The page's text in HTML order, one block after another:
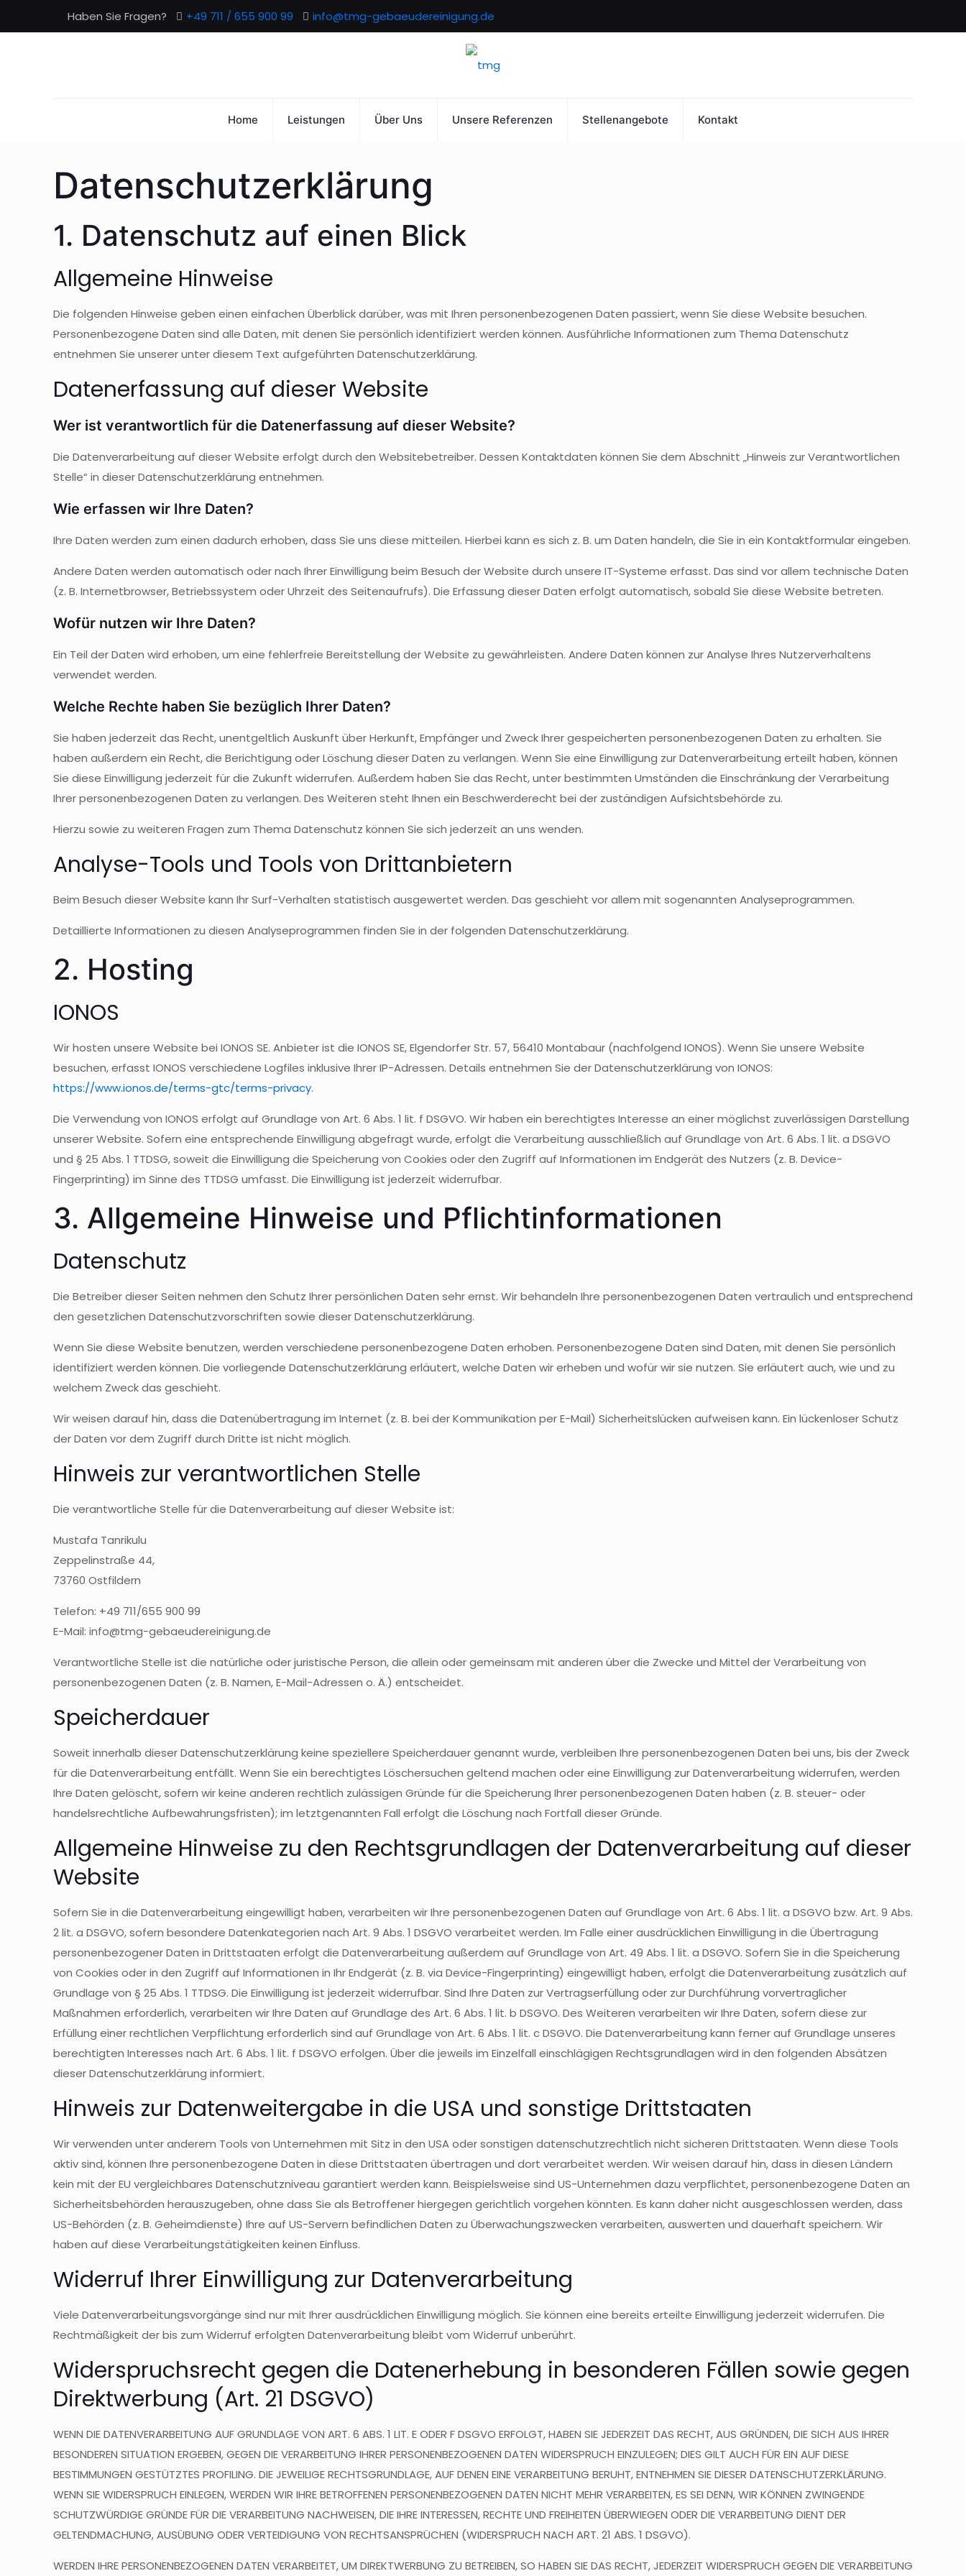
Haben Sie Fragen? +49 711 / 655 900 99 info@tmg-gebaeudereinigung.de
Home Leistungen Über Uns Unsere Referenzen Stellenangebote Kontakt
Datenschutz­erklärung
1. Datenschutz auf einen Blick
Allgemeine Hinweise
Die folgenden Hinweise geben einen einfachen Überblick darüber, was mit Ihren personenbezogenen Daten passiert, wenn Sie diese Website besuchen.
Personenbezogene Daten sind alle Daten, mit denen Sie persönlich identifiziert werden können. Ausführliche Informationen zum Thema Datenschutz
entnehmen Sie unserer unter diesem Text aufgeführten Datenschutzerklärung.
Datenerfassung auf dieser Website
Wer ist verantwortlich für die Datenerfassung auf dieser Website?
Die Datenverarbeitung auf dieser Website erfolgt durch den Websitebetreiber. Dessen Kontaktdaten können Sie dem Abschnitt „Hinweis zur Verantwortlichen
Stelle“ in dieser Datenschutzerklärung entnehmen.
Wie erfassen wir Ihre Daten?
Ihre Daten werden zum einen dadurch erhoben, dass Sie uns diese mitteilen. Hierbei kann es sich z. B. um Daten handeln, die Sie in ein Kontaktformular eingeben.
Andere Daten werden automatisch oder nach Ihrer Einwilligung beim Besuch der Website durch unsere IT-Systeme erfasst. Das sind vor allem technische Daten
(z. B. Internetbrowser, Betriebssystem oder Uhrzeit des Seitenaufrufs). Die Erfassung dieser Daten erfolgt automatisch, sobald Sie diese Website betreten.
Wofür nutzen wir Ihre Daten?
Ein Teil der Daten wird erhoben, um eine fehlerfreie Bereitstellung der Website zu gewährleisten. Andere Daten können zur Analyse Ihres Nutzerverhaltens
verwendet werden.
Welche Rechte haben Sie bezüglich Ihrer Daten?
Sie haben jederzeit das Recht, unentgeltlich Auskunft über Herkunft, Empfänger und Zweck Ihrer gespeicherten personenbezogenen Daten zu erhalten. Sie
haben außerdem ein Recht, die Berichtigung oder Löschung dieser Daten zu verlangen. Wenn Sie eine Einwilligung zur Datenverarbeitung erteilt haben, können
Sie diese Einwilligung jederzeit für die Zukunft widerrufen. Außerdem haben Sie das Recht, unter bestimmten Umständen die Einschränkung der Verarbeitung
Ihrer personenbezogenen Daten zu verlangen. Des Weiteren steht Ihnen ein Beschwerderecht bei der zuständigen Aufsichtsbehörde zu.
Hierzu sowie zu weiteren Fragen zum Thema Datenschutz können Sie sich jederzeit an uns wenden.
Analyse-Tools und Tools von Dritt­anbietern
Beim Besuch dieser Website kann Ihr Surf-Verhalten statistisch ausgewertet werden. Das geschieht vor allem mit sogenannten Analyseprogrammen.
Detaillierte Informationen zu diesen Analyseprogrammen finden Sie in der folgenden Datenschutzerklärung.
2. Hosting
IONOS
Wir hosten unsere Website bei IONOS SE. Anbieter ist die IONOS SE, Elgendorfer Str. 57, 56410 Montabaur (nachfolgend IONOS). Wenn Sie unsere Website
besuchen, erfasst IONOS verschiedene Logfiles inklusive Ihrer IP-Adressen. Details entnehmen Sie der Datenschutzerklärung von IONOS:
https://www.ionos.de/terms-gtc/terms-privacy.
Die Verwendung von IONOS erfolgt auf Grundlage von Art. 6 Abs. 1 lit. f DSGVO. Wir haben ein berechtigtes Interesse an einer möglichst zuverlässigen Darstellung
unserer Website. Sofern eine entsprechende Einwilligung abgefragt wurde, erfolgt die Verarbeitung ausschließlich auf Grundlage von Art. 6 Abs. 1 lit. a DSGVO
und § 25 Abs. 1 TTDSG, soweit die Einwilligung die Speicherung von Cookies oder den Zugriff auf Informationen im Endgerät des Nutzers (z. B. Device-
Fingerprinting) im Sinne des TTDSG umfasst. Die Einwilligung ist jederzeit widerrufbar.
3. Allgemeine Hinweise und Pflicht­informationen
Datenschutz
Die Betreiber dieser Seiten nehmen den Schutz Ihrer persönlichen Daten sehr ernst. Wir behandeln Ihre personenbezogenen Daten vertraulich und entsprechend
den gesetzlichen Datenschutzvorschriften sowie dieser Datenschutzerklärung.
Wenn Sie diese Website benutzen, werden verschiedene personenbezogene Daten erhoben. Personenbezogene Daten sind Daten, mit denen Sie persönlich
identifiziert werden können. Die vorliegende Datenschutzerklärung erläutert, welche Daten wir erheben und wofür wir sie nutzen. Sie erläutert auch, wie und zu
welchem Zweck das geschieht.
Wir weisen darauf hin, dass die Datenübertragung im Internet (z. B. bei der Kommunikation per E-Mail) Sicherheitslücken aufweisen kann. Ein lückenloser Schutz
der Daten vor dem Zugriff durch Dritte ist nicht möglich.
Hinweis zur verantwortlichen Stelle
Die verantwortliche Stelle für die Datenverarbeitung auf dieser Website ist:
Mustafa Tanrikulu
Zeppelinstraße 44,
73760 Ostfildern
Telefon: +49 711/655 900 99
E-Mail: info@tmg-gebaeudereinigung.de
Verantwortliche Stelle ist die natürliche oder juristische Person, die allein oder gemeinsam mit anderen über die Zwecke und Mittel der Verarbeitung von
personenbezogenen Daten (z. B. Namen, E-Mail-Adressen o. Ä.) entscheidet.
Speicherdauer
Soweit innerhalb dieser Datenschutzerklärung keine speziellere Speicherdauer genannt wurde, verbleiben Ihre personenbezogenen Daten bei uns, bis der Zweck
für die Datenverarbeitung entfällt. Wenn Sie ein berechtigtes Löschersuchen geltend machen oder eine Einwilligung zur Datenverarbeitung widerrufen, werden
Ihre Daten gelöscht, sofern wir keine anderen rechtlich zulässigen Gründe für die Speicherung Ihrer personenbezogenen Daten haben (z. B. steuer- oder
handelsrechtliche Aufbewahrungsfristen); im letztgenannten Fall erfolgt die Löschung nach Fortfall dieser Gründe.
Allgemeine Hinweise zu den Rechtsgrundlagen der Datenverarbeitung auf dieser
Website
Sofern Sie in die Datenverarbeitung eingewilligt haben, verarbeiten wir Ihre personenbezogenen Daten auf Grundlage von Art. 6 Abs. 1 lit. a DSGVO bzw. Art. 9 Abs.
2 lit. a DSGVO, sofern besondere Datenkategorien nach Art. 9 Abs. 1 DSGVO verarbeitet werden. Im Falle einer ausdrücklichen Einwilligung in die Übertragung
personenbezogener Daten in Drittstaaten erfolgt die Datenverarbeitung außerdem auf Grundlage von Art. 49 Abs. 1 lit. a DSGVO. Sofern Sie in die Speicherung
von Cookies oder in den Zugriff auf Informationen in Ihr Endgerät (z. B. via Device-Fingerprinting) eingewilligt haben, erfolgt die Datenverarbeitung zusätzlich auf
Grundlage von § 25 Abs. 1 TTDSG. Die Einwilligung ist jederzeit widerrufbar. Sind Ihre Daten zur Vertragserfüllung oder zur Durchführung vorvertraglicher
Maßnahmen erforderlich, verarbeiten wir Ihre Daten auf Grundlage des Art. 6 Abs. 1 lit. b DSGVO. Des Weiteren verarbeiten wir Ihre Daten, sofern diese zur
Erfüllung einer rechtlichen Verpflichtung erforderlich sind auf Grundlage von Art. 6 Abs. 1 lit. c DSGVO. Die Datenverarbeitung kann ferner auf Grundlage unseres
berechtigten Interesses nach Art. 6 Abs. 1 lit. f DSGVO erfolgen. Über die jeweils im Einzelfall einschlägigen Rechtsgrundlagen wird in den folgenden Absätzen
dieser Datenschutzerklärung informiert.
Hinweis zur Datenweitergabe in die USA und sonstige Drittstaaten
Wir verwenden unter anderem Tools von Unternehmen mit Sitz in den USA oder sonstigen datenschutzrechtlich nicht sicheren Drittstaaten. Wenn diese Tools
aktiv sind, können Ihre personenbezogene Daten in diese Drittstaaten übertragen und dort verarbeitet werden. Wir weisen darauf hin, dass in diesen Ländern
kein mit der EU vergleichbares Datenschutzniveau garantiert werden kann. Beispielsweise sind US-Unternehmen dazu verpflichtet, personenbezogene Daten an
Sicherheitsbehörden herauszugeben, ohne dass Sie als Betroffener hiergegen gerichtlich vorgehen könnten. Es kann daher nicht ausgeschlossen werden, dass
US-Behörden (z. B. Geheimdienste) Ihre auf US-Servern befindlichen Daten zu Überwachungszwecken verarbeiten, auswerten und dauerhaft speichern. Wir
haben auf diese Verarbeitungstätigkeiten keinen Einfluss.
Widerruf Ihrer Einwilligung zur Datenverarbeitung
Viele Datenverarbeitungsvorgänge sind nur mit Ihrer ausdrücklichen Einwilligung möglich. Sie können eine bereits erteilte Einwilligung jederzeit widerrufen. Die
Rechtmäßigkeit der bis zum Widerruf erfolgten Datenverarbeitung bleibt vom Widerruf unberührt.
Widerspruchsrecht gegen die Datenerhebung in besonderen Fällen sowie gegen
Direktwerbung (Art. 21 DSGVO)
WENN DIE DATENVERARBEITUNG AUF GRUNDLAGE VON ART. 6 ABS. 1 LIT. E ODER F DSGVO ERFOLGT, HABEN SIE JEDERZEIT DAS RECHT, AUS GRÜNDEN, DIE SICH AUS IHRER
BESONDEREN SITUATION ERGEBEN, GEGEN DIE VERARBEITUNG IHRER PERSONENBEZOGENEN DATEN WIDERSPRUCH EINZULEGEN; DIES GILT AUCH FÜR EIN AUF DIESE
BESTIMMUNGEN GESTÜTZTES PROFILING. DIE JEWEILIGE RECHTSGRUNDLAGE, AUF DENEN EINE VERARBEITUNG BERUHT, ENTNEHMEN SIE DIESER DATENSCHUTZERKLÄRUNG.
WENN SIE WIDERSPRUCH EINLEGEN, WERDEN WIR IHRE BETROFFENEN PERSONENBEZOGENEN DATEN NICHT MEHR VERARBEITEN, ES SEI DENN, WIR KÖNNEN ZWINGENDE
SCHUTZWÜRDIGE GRÜNDE FÜR DIE VERARBEITUNG NACHWEISEN, DIE IHRE INTERESSEN, RECHTE UND FREIHEITEN ÜBERWIEGEN ODER DIE VERARBEITUNG DIENT DER
GELTENDMACHUNG, AUSÜBUNG ODER VERTEIDIGUNG VON RECHTSANSPRÜCHEN (WIDERSPRUCH NACH ART. 21 ABS. 1 DSGVO).
WERDEN IHRE PERSONENBEZOGENEN DATEN VERARBEITET, UM DIREKTWERBUNG ZU BETREIBEN, SO HABEN SIE DAS RECHT, JEDERZEIT WIDERSPRUCH GEGEN DIE VERARBEITUNG